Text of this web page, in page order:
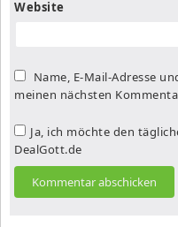
Website
Name, E-Mail-Adresse
meinen nächsten
Ja, ich möchte den
DealGott.de